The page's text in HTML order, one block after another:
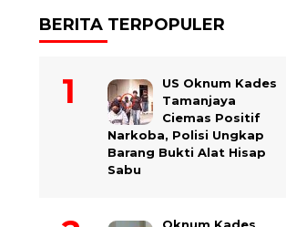
BERITA TERPOPULER
US Oknum Kades
Tamanjaya
Ciemas Positif
Narkoba, Polisi Ungkap
Barang Bukti Alat Hisap
Sabu